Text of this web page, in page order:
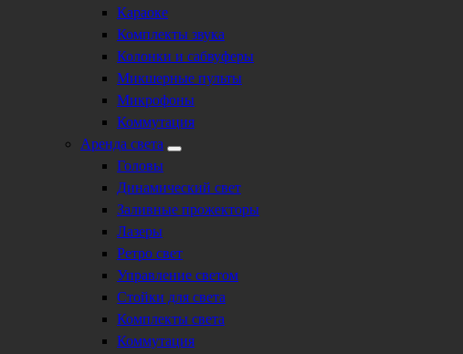
Караоке
Комплекты звука
Колонки и сабвуферы
Микшерные пульты
Микрофоны
Коммутация
Аренда света
Головы
Динамический свет
Заливные прожекторы
Лазеры
Ретро свет
Управление светом
Стойки для света
Комплекты света
Коммутация